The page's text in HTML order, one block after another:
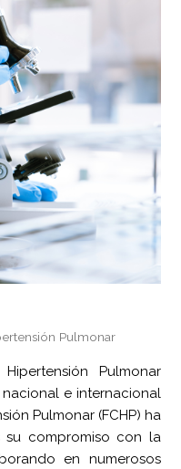
Pulmonar
Pulmonar
e internacional
Pulmonar (FCHP) ha
compromiso con la
en numerosos